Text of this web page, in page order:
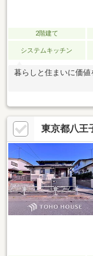
2階建て
システムキッチン
暮らしと住まいに価値
東京都八王